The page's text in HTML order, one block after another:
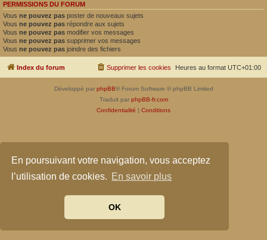
En poursuivant votre navigation, vous acceptez
l’utilisation de cookies. En savoir plus
OK
PERMISSIONS DU FORUM
Vous ne pouvez pas poster de nouveaux sujets
Vous ne pouvez pas répondre aux sujets
Vous ne pouvez pas modifier vos messages
Vous ne pouvez pas supprimer vos messages
Vous ne pouvez pas joindre des fichiers
Index du forum Heures au format UTC+01:00
Supprimer les cookies
Développé par phpBB® Forum Software © phpBB Limited
Traduit par phpBB-fr.com
Confidentialité | Conditions